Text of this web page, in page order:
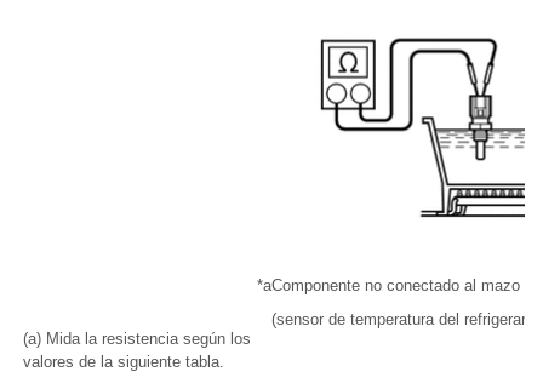
(a) Mida la resistencia según los
valores de la siguiente tabla.
*aComponente no conectado al mazo
(sensor de temperatura del